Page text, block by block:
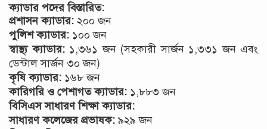
ক্যাডার পদের বিস্তারিত:
প্রশাসন ক্যাডার: ২০০ জন
পুলিশ ক্যাডার: ১০০ জন
স্বাস্থ্য ক্যাডার:১,৩৬১ জন (সহকারী সার্জন ১,৩৩১ জন এবং
ডেন্টাল সার্জন ৩০ জন)
কৃষি ক্যাডার: ১৬৮ জন
কারিগরি ও পেশাগত ক্যাডার: ১,৮৮৩ জন
বিসিএস সাধারণ শিক্ষা ক্যাডার:
সাধারণ কলেজের প্রভাষক: ৯২৯ জন